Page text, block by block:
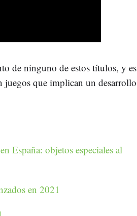
de ninguno de estos títulos, y es
juegos que implican un desarrollo
España: objetos especiales al
en 2021